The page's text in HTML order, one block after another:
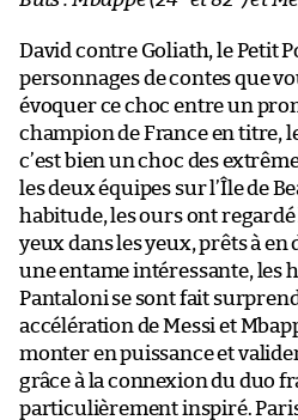
David contre Goliath, le Petit
personnages de contes que
évoquer ce choc entre un
champion de France en titre,
c’est bien un choc des
les deux équipes sur l’Île de
habitude, les ours ont
yeux dans les yeux, prêts à en
une entame intéressante, les
Pantaloni se sont fait
accélération de Messi et
monter en puissance et
grâce à la connexion du duo
particulièrement inspiré.